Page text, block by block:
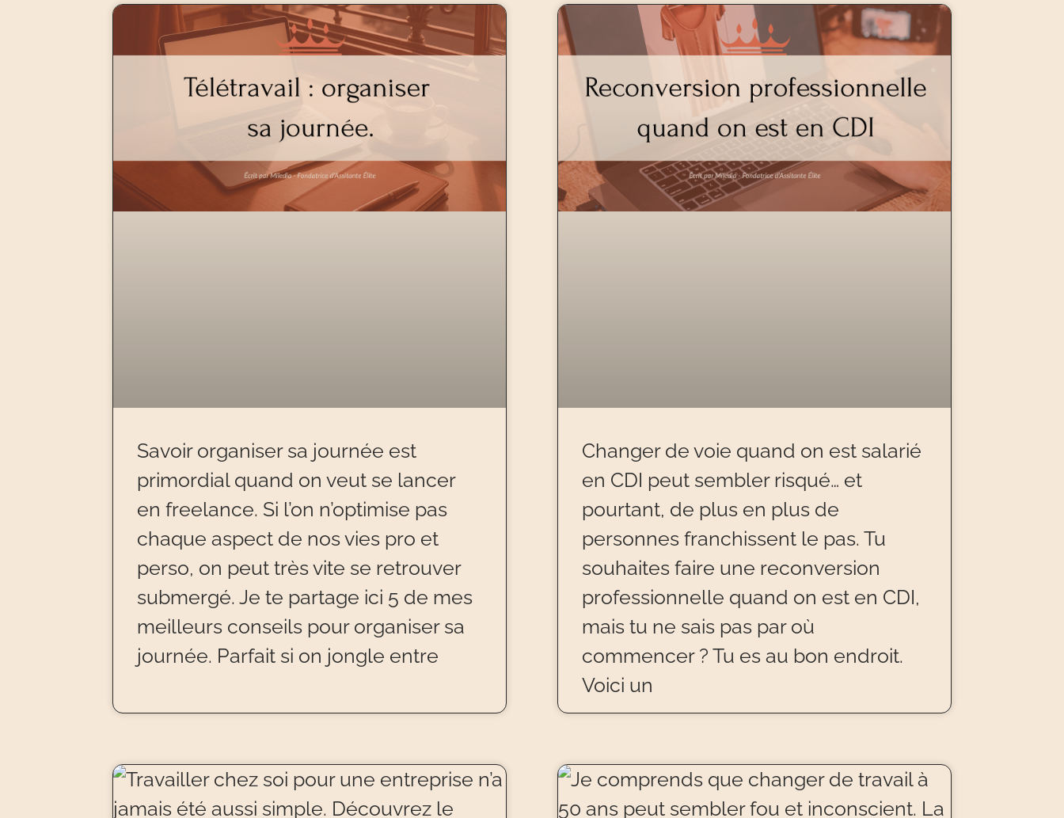
Savoir organiser sa journée est
primordial quand on veut se lancer
en freelance. Si l’on n’optimise pas
chaque aspect de nos vies pro et
perso, on peut très vite se retrouver
submergé. Je te partage ici 5 de mes
meilleurs conseils pour organiser sa
journée. Parfait si on jongle entre
Changer de voie quand on est salarié
en CDI peut sembler risqué… et
pourtant, de plus en plus de
personnes franchissent le pas. Tu
souhaites faire une reconversion
professionnelle quand on est en CDI,
mais tu ne sais pas par où
commencer ? Tu es au bon endroit.
Voici un